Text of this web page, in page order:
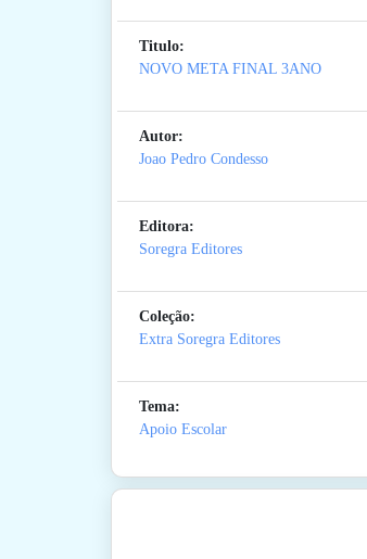
Titulo:
NOVO META FINAL 3ANO
Autor:
Joao Pedro Condesso
Editora:
Soregra Editores
Coleção:
Extra Soregra Editores
Tema:
Apoio Escolar